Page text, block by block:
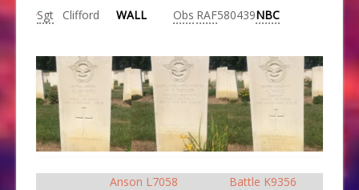
Sgt Clifford WALL Obs RAF580439NBC
Anson L7058
Battle K9356